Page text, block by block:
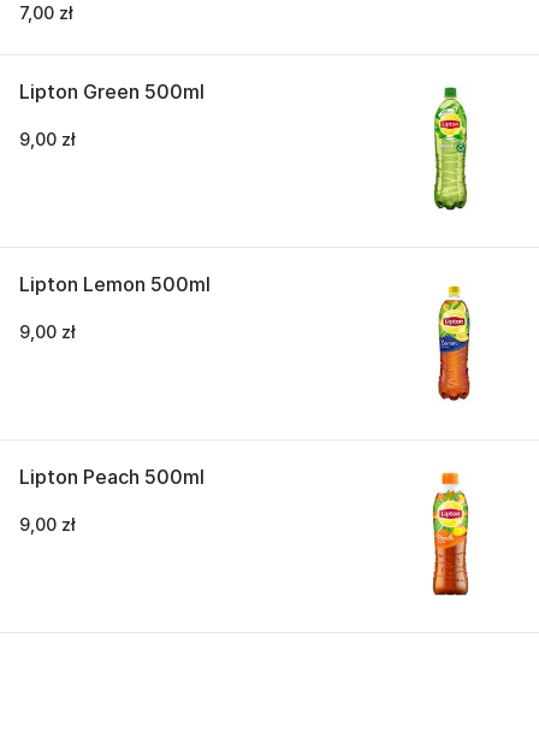
7,00 zł
Lipton Green 500ml
9,00 zł
Lipton Lemon 500ml
9,00 zł
Lipton Peach 500ml
9,00 zł